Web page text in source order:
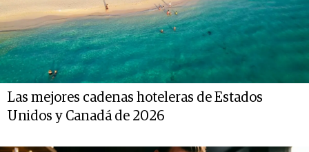
Las mejores cadenas hoteleras de Estados
Unidos y Canadá de 2026